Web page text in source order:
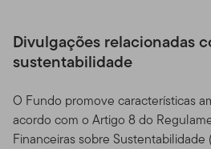
Divulgações relacionadas
sustentabilidade
O Fundo promove características
acordo com o Artigo 8 do
Financeiras sobre Sustentabilidade